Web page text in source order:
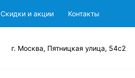
Скидки и акции Контакты
г. Москва, Пятницкая улица, 54с2